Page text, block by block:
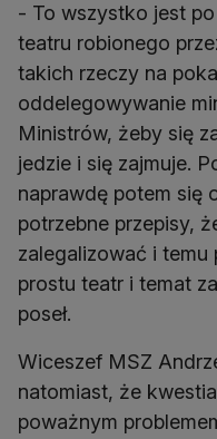
- To wszystko jest
teatru robionego
takich rzeczy na
oddelegowywanie
Ministrów, żeby się
jedzie i się zajmuje.
naprawdę potem się
potrzebne przepisy,
zalegalizować i temu
prostu teatr i temat
poseł.
Wiceszef MSZ
natomiast, że
poważnym